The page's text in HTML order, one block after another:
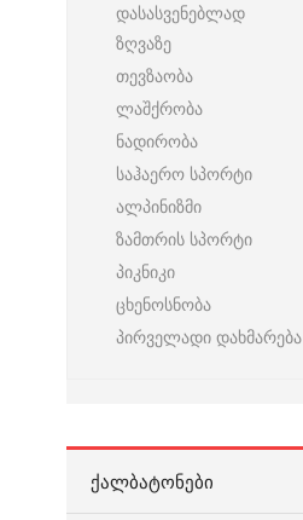
დასასვენებლად
ზღვაზე
თევზაობა
ლაშქრობა
ნადირობა
საჰაერო სპორტი
ალპინიზმი
ზამთრის სპორტი
პიკნიკი
ცხენოსნობა
პირველადი დახმარება
ᲥᲐᲚᲑᲐᲢᲝᲜᲔᲑᲘ